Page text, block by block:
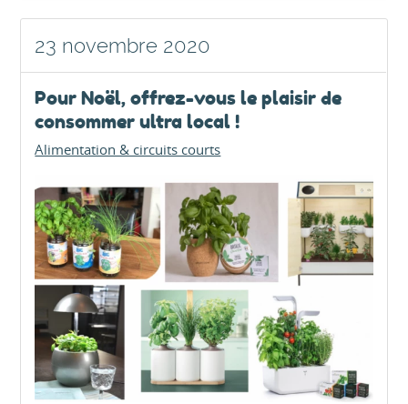
23 novembre 2020
Pour Noël, offrez-vous le plaisir de
consommer ultra local !
Alimentation & circuits courts